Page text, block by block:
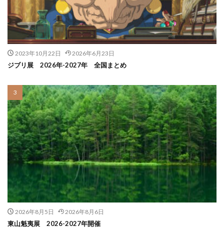
2023年10月22日 2026年6月23日
ジブリ展 2026年-2027年 全国まとめ
2026年8月5日 2026年8月6日
東山魁夷展 2026-2027年開催